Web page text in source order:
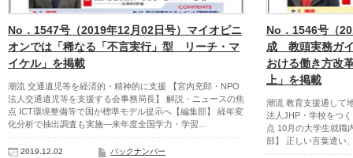
No．1547号（2019年12月02日号）マイオピニ
オンでは「稀なる「不言実行」型 リーチ・マ
イケル」を掲載
潮流 交通遺児等を経済的・精神的に支援 【宮内充郎・NPO
法人交通遺児等を支援する会事務局長】 解説・ニュースの焦
点 ICT環境整備等で国が標準モデル提示へ【編集部】 経年変
化分析で抽出調査も実施―来年度全国学力・学習…
2019.12.02 バックナンバー
No．1546号（
成 教頭実務ガ
おける働き方
上」を掲載
潮流 教育支援通して
法人JHP・学校をつ
点 10月の大学生就職
部】 正しい言葉遣い